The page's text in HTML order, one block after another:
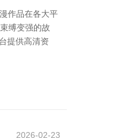
作品在各大平
缚变强的故
提供高清资
2026-02-23